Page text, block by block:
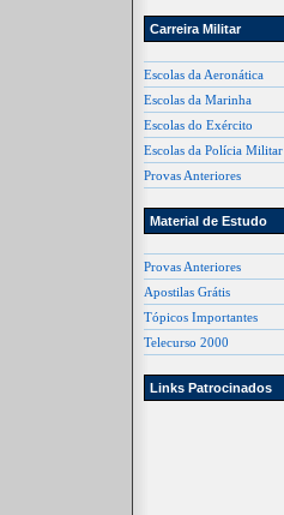
Carreira Militar
Escolas da Aeronática
Escolas da Marinha
Escolas do Exército
Escolas da Polícia Militar
Provas Anteriores
Material de Estudo
Provas Anteriores
Apostilas Grátis
Tópicos Importantes
Telecurso 2000
Links Patrocinados